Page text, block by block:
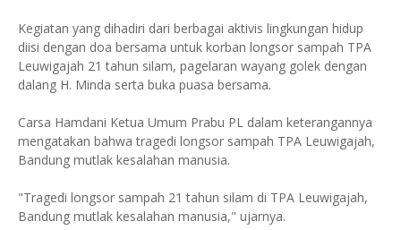
Kegiatan yang dihadiri dari berbagai aktivis lingkungan hidup
diisi dengan doa bersama untuk korban longsor sampah TPA
Leuwigajah 21 tahun silam, pagelaran wayang golek dengan
dalang H. Minda serta buka puasa bersama.
Carsa Hamdani Ketua Umum Prabu PL dalam keterangannya
mengatakan bahwa tragedi longsor sampah TPA Leuwigajah,
Bandung mutlak kesalahan manusia.
"Tragedi longsor sampah 21 tahun silam di TPA Leuwigajah,
Bandung mutlak kesalahan manusia," ujarnya.